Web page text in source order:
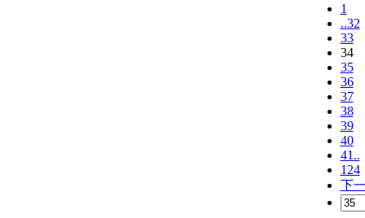
1
..32
33
34
35
36
37
38
39
40
41..
124
下